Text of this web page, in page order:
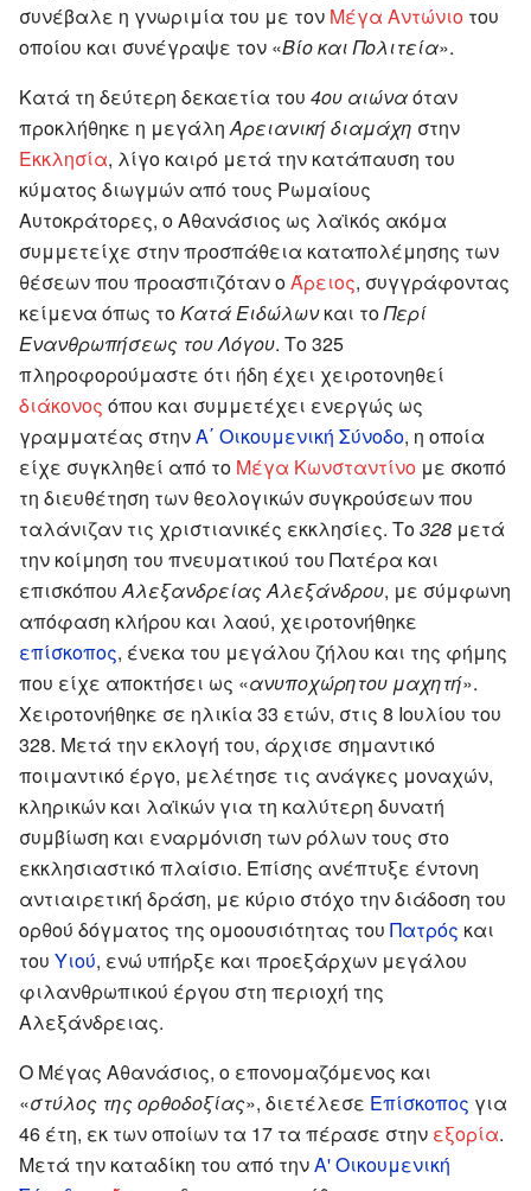
συνέβαλε η γνωριμία του με τον Μέγα Αντώνιο του
οποίου και συνέγραψε τον «Βίο και Πολιτεία».
Κατά τη δεύτερη δεκαετία του 4ου αιώναόταν
προκλήθηκε η μεγάλη Αρειανική διαμάχη στην
Εκκλησία, λίγο καιρό μετά την κατάπαυση του
κύματος διωγμών από τους Ρωμαίους
Αυτοκράτορες, ο Αθανάσιος ως λαϊκός ακόμα
συμμετείχε στην προσπάθεια καταπολέμησης των
θέσεων που προασπιζόταν οΆρειος, συγγράφοντας
κείμενα όπως τοΚατά Ειδώλωνκαι τοΠερί
Ενανθρωπήσεως του Λόγου. Το 325
πληροφορούμαστε ότι ήδη έχει χειροτονηθεί
διάκονος όπου και συμμετέχει ενεργώς ως
γραμματέας στηνΑ΄ Οικουμενική Σύνοδο, η οποία
είχε συγκληθεί από το Μέγα Κωνσταντίνο με σκοπό
τη διευθέτηση των θεολογικών συγκρούσεων που
ταλάνιζαν τις χριστιανικές εκκλησίες. Το328 μετά
την κοίμηση του πνευματικού του Πατέρα και
επισκόπου ΑλεξανδρείαςΑλεξάνδρου, με σύμφωνη
απόφαση κλήρου και λαού, χειροτονήθηκε
επίσκοπος, ένεκα του μεγάλου ζήλου και της φήμης
που είχε αποκτήσει ως «ανυποχώρητου μαχητή».
Χειροτονήθηκε σε ηλικία 33 ετών, στις 8 Ιουλίου του
328. Μετά την εκλογή του, άρχισε σημαντικό
ποιμαντικό έργο, μελέτησε τις ανάγκες μοναχών,
κληρικών και λαϊκών για τη καλύτερη δυνατή
συμβίωση και εναρμόνιση των ρόλων τους στο
εκκλησιαστικό πλαίσιο. Επίσης ανέπτυξε έντονη
αντιαιρετική δράση, με κύριο στόχο την διάδοση του
ορθού δόγματος της ομοουσιότητας του Πατρός και
του Υιού, ενώ υπήρξε και προεξάρχων μεγάλου
φιλανθρωπικού έργου στη περιοχή της
Αλεξάνδρειας.
Ο Μέγας Αθανάσιος, ο επονομαζόμενος και
«στύλος της ορθοδοξίας», διετέλεσε Επίσκοπος για
46 έτη, εκ των οποίων τα 17 τα πέρασε στην εξορία.
Μετά την καταδίκη του από τηνΑ' Οικουμενική